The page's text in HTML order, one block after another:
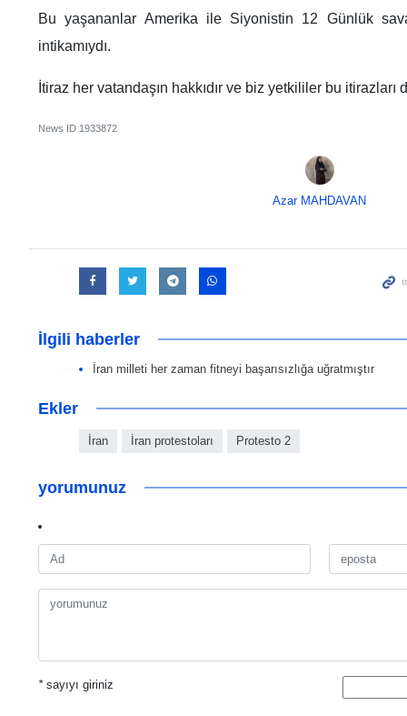
Bu yaşananlar Amerika ile Siyonistin 12 Günlük
intikamıydı.
İtiraz her vatandaşın hakkıdır ve biz yetkililer bu itirazları
News ID 1933872
Azar MAHDAVAN
İlgili haberler
İran milleti her zaman fitneyi başarısızlığa uğratmıştır
Ekler
İran İran protestoları Protesto 2
yorumunuz
*sayıyı giriniz